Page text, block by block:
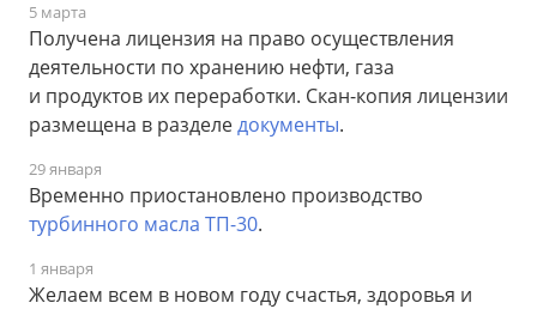
5 марта
Получена лицензия на право осуществления
деятельности по хранению нефти, газа
и продуктов их переработки. Скан-копия лицензии
размещена в разделедокументы.
29 января
Временно приостановлено производство
турбинного масла ТП-30.
1 января
Желаем всем в новом году счастья, здоровья и